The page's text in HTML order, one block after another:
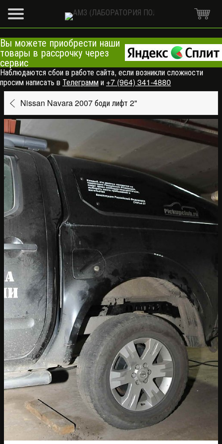
Вы можете приобрести наши
товары в рассрочку через
сервис
Наблюдаются сбои в работе сайта, если возникли сложности
просим написать в Телеграмми +7 (964) 341-4880
Nissan Navara 2007 боди лифт 2"